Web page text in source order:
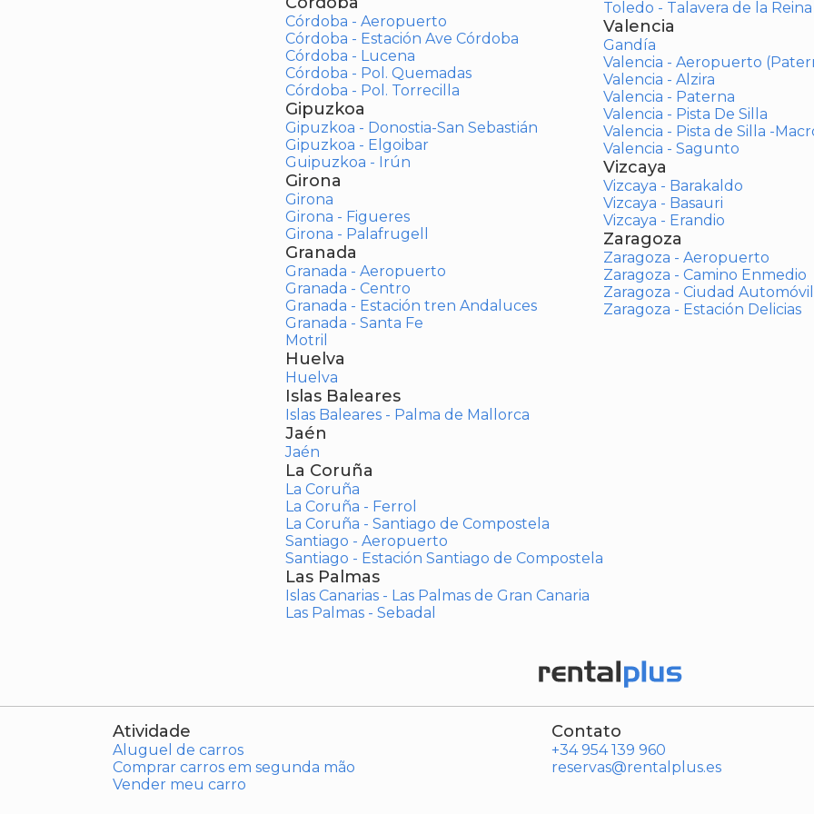
Córdoba - Aeropuerto
Córdoba - Estación Ave Córdoba
Córdoba - Lucena
Córdoba - Pol. Quemadas
Córdoba - Pol. Torrecilla
Gipuzkoa
Gipuzkoa - Donostia-San Sebastián
Gipuzkoa - Elgoibar
Guipuzkoa - Irún
Girona
Girona
Girona - Figueres
Girona - Palafrugell
Granada
Granada - Aeropuerto
Granada - Centro
Granada - Estación tren Andaluces
Granada - Santa Fe
Motril
Huelva
Huelva
Islas Baleares
Islas Baleares - Palma de Mallorca
Jaén
Jaén
La Coruña
La Coruña
La Coruña - Ferrol
La Coruña - Santiago de Compostela
Santiago - Aeropuerto
Santiago - Estación Santiago de Compostela
Las Palmas
Islas Canarias - Las Palmas de Gran Canaria
Las Palmas - Sebadal
Toledo - Talavera de la Reina
Valencia
Gandía
Valencia - Aeropuerto
Valencia - Alzira
Valencia - Paterna
Valencia - Pista De Silla
Valencia - Pista de Silla -
Valencia - Sagunto
Vizcaya
Vizcaya - Barakaldo
Vizcaya - Basauri
Vizcaya - Erandio
Zaragoza
Zaragoza - Aeropuerto
Zaragoza - Camino Enmedio
Zaragoza - Ciudad Automóvil
Zaragoza - Estación Delicias
Atividade
Aluguel de carros
Comprar carros em segunda mão
Vender meu carro
Contato
+34 954 139 960
reservas@rentalplus.es